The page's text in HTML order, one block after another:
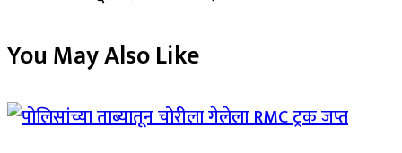
You May Also Like